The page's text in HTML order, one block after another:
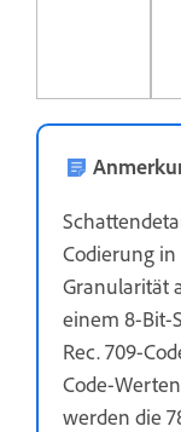
Codierung
Granularität
einem 8-Bit-
Rec. 709-
Code-
werden die